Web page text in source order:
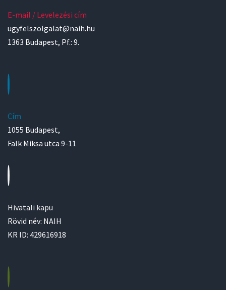
E-mail / Levelezési cím
ugyfelszolgalat@naih.hu
1363 Budapest, Pf.: 9.
Cím
1055 Budapest,
Falk Miksa utca 9-11
Hivatali kapu
Rövid név: NAIH
KR ID: 429616918